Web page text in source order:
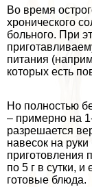
Во время
хронического
больного. При
питания
которых есть
Но полностью
– примерно на
разрешается
навесок на
приготовления
по 5 г в сутки,
готовые блюда.